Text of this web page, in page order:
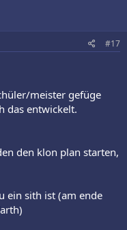
#17
meister gefüge
das entwickelt.
den klon plan starten,
ein sith ist (am ende